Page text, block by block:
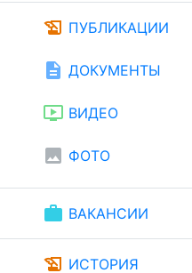
history_edu ПУБЛИКАЦИИ
description ДОКУМЕНТЫ
ondemand_video ВИДЕО
image ФОТО
work ВАКАНСИИ
history_edu ИСТОРИЯ